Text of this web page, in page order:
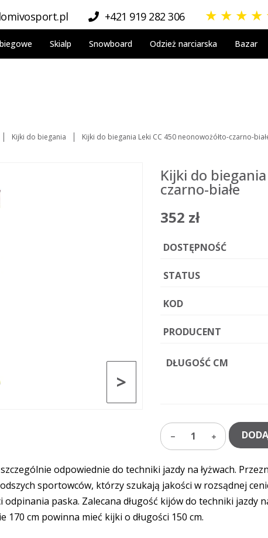
+421 919 282 306 ★ ★ ★ ★
Skialp Snowboard Odzież narciarska Bazar
Kijki do biegania Kijki do biegania Leki CC 450 neonowożółto-czarno-
>
Kijki do
czarno-białe
352 zł
DOSTĘPNOŚĆ
STATUS
KOD
PRODUCENT
DŁUGOŚĆ CM
1
odpowiednie do techniki jazdy na łyżwach.
sportowców, którzy szukają jakości w rozsądnej
paska. Zalecana długość kijów do techniki jazdy
170 cm powinna mieć kijki o długości 150 cm.